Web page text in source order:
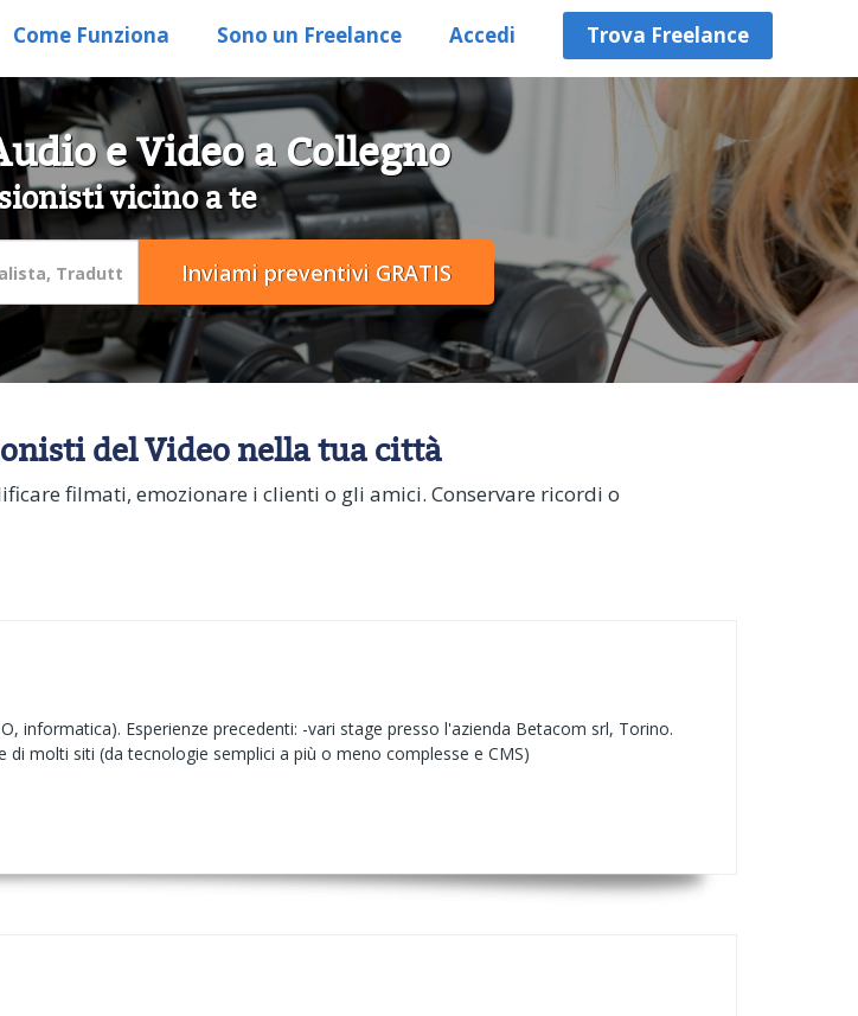
Come Funziona Sono un Freelance Accedi Trova Freelance
e Video a Collegno
vicino a te
del Video nella tua città
filmati, emozionare i clienti o gli amici. Conservare ricordi o
informatica). Esperienze precedenti: -vari stage presso l'azienda Betacom srl, Torino.
molti siti (da tecnologie semplici a più o meno complesse e CMS)